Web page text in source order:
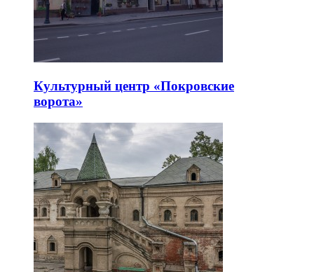
Культурный центр «Покровские
ворота»